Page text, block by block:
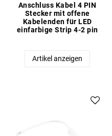
Anschluss Kabel 4 PIN
Stecker mit offene
Kabelenden für LED
einfarbige Strip 4-2 pin
Artikel anzeigen